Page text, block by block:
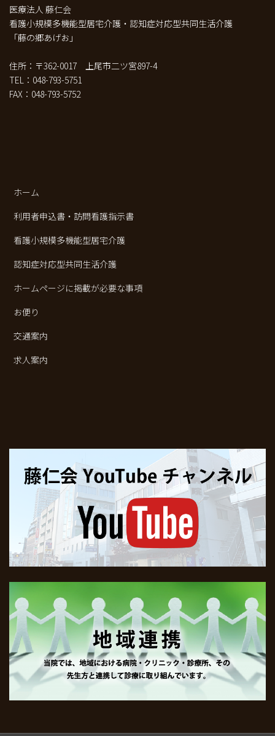
医療法人 藤仁会
看護小規模多機能型居宅介護・認知症対応型共同生活介護
「藤の郷あげお」
住所：〒362-0017 上尾市二ツ宮897-4
TEL：048-793-5751
FAX：048-793-5752
ホーム
利用者申込書・訪問看護指示書
看護小規模多機能型居宅介護
認知症対応型共同生活介護
ホームページに掲載が必要な事項
お便り
交通案内
求人案内